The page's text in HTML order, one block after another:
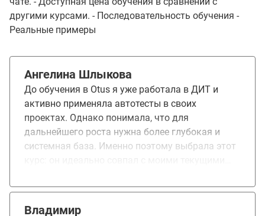
другими курсами. - Последовательность обучения -
Реальные примеры
Ангелина Шлыкова
До обучения в Otus я уже работала в ДИТ и
активно применяла автотесты в своих
проектах. Однако понимала, что для
дальнейшего роста нужна более глубокая и
системная база. Именно поэтому выбрала этот
пробелы», а выйти на качественно новый
Владимир